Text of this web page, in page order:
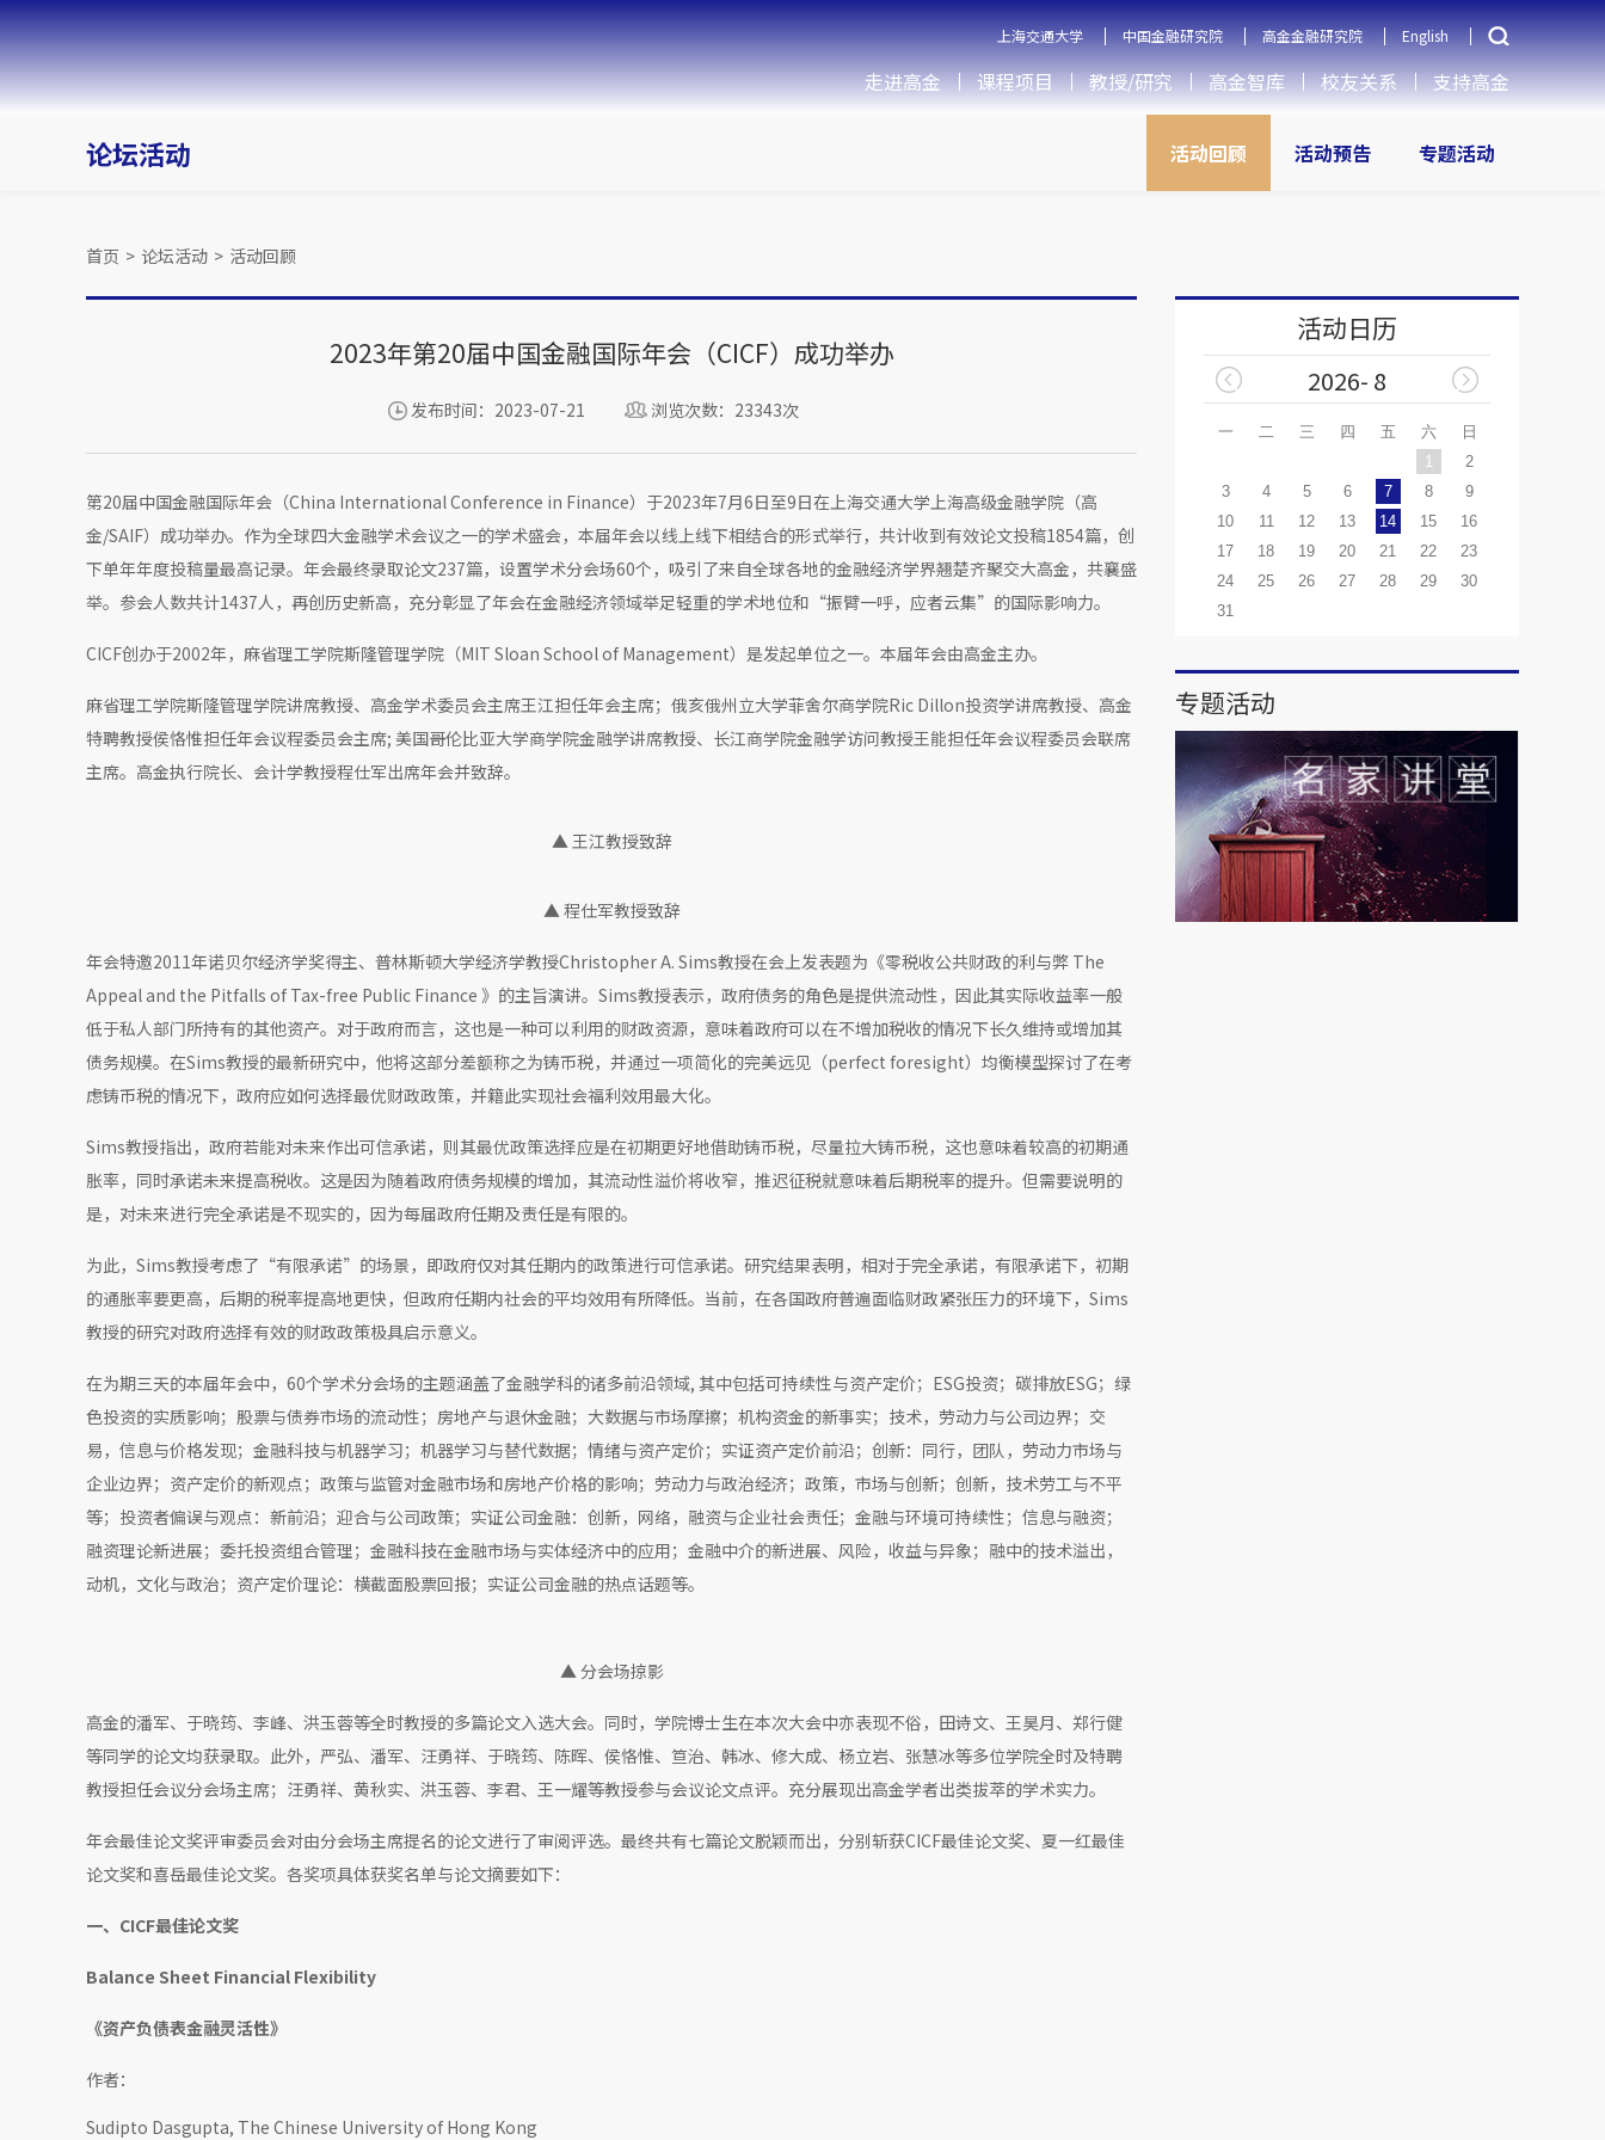
上海交通大学 中国金融研究院 高金金融研究院 English
走进高金 课程项目 教授/研究 高金智库 校友关系 支持高金
论坛活动 活动回顾 活动预告 专题活动
首页 > 论坛活动 > 活动回顾
2023年第20届中国金融国际年会（CICF）成功举办
发布时间：2023-07-21 浏览次数：23343次
第20届中国金融国际年会（China International Conference in Finance）于2023年7月6日至9日在上海交通大学上海高级金融学院（高
金/SAIF）成功举办。作为全球四大金融学术会议之一的学术盛会，本届年会以线上线下相结合的形式举行，共计收到有效论文投稿1854篇，创
下单年年度投稿量最高记录。年会最终录取论文237篇，设置学术分会场60个，吸引了来自全球各地的金融经济学界翘楚齐聚交大高金，共襄盛
举。参会人数共计1437人，再创历史新高，充分彰显了年会在金融经济领域举足轻重的学术地位和“振臂一呼，应者云集”的国际影响力。
CICF创办于2002年，麻省理工学院斯隆管理学院（MIT Sloan School of Management）是发起单位之一。本届年会由高金主办。
麻省理工学院斯隆管理学院讲席教授、高金学术委员会主席王江担任年会主席；俄亥俄州立大学菲舍尔商学院Ric Dillon投资学讲席教授、高金
特聘教授侯恪惟担任年会议程委员会主席; 美国哥伦比亚大学商学院金融学讲席教授、长江商学院金融学访问教授王能担任年会议程委员会联席
主席。高金执行院长、会计学教授程仕军出席年会并致辞。
▲ 王江教授致辞
▲ 程仕军教授致辞
年会特邀2011年诺贝尔经济学奖得主、普林斯顿大学经济学教授Christopher A. Sims教授在会上发表题为《零税收公共财政的利与弊 The
Appeal and the Pitfalls of Tax-free Public Finance 》的主旨演讲。Sims教授表示，政府债务的角色是提供流动性，因此其实际收益率一般
低于私人部门所持有的其他资产。对于政府而言，这也是一种可以利用的财政资源，意味着政府可以在不增加税收的情况下长久维持或增加其
债务规模。在Sims教授的最新研究中，他将这部分差额称之为铸币税，并通过一项简化的完美远见（perfect foresight）均衡模型探讨了在考
虑铸币税的情况下，政府应如何选择最优财政政策，并籍此实现社会福利效用最大化。
Sims教授指出，政府若能对未来作出可信承诺，则其最优政策选择应是在初期更好地借助铸币税，尽量拉大铸币税，这也意味着较高的初期通
胀率，同时承诺未来提高税收。这是因为随着政府债务规模的增加，其流动性溢价将收窄，推迟征税就意味着后期税率的提升。但需要说明的
是，对未来进行完全承诺是不现实的，因为每届政府任期及责任是有限的。
为此，Sims教授考虑了“有限承诺”的场景，即政府仅对其任期内的政策进行可信承诺。研究结果表明，相对于完全承诺，有限承诺下，初期
的通胀率要更高，后期的税率提高地更快，但政府任期内社会的平均效用有所降低。当前，在各国政府普遍面临财政紧张压力的环境下，Sims
教授的研究对政府选择有效的财政政策极具启示意义。
在为期三天的本届年会中，60个学术分会场的主题涵盖了金融学科的诸多前沿领域, 其中包括可持续性与资产定价；ESG投资；碳排放ESG；绿
色投资的实质影响；股票与债券市场的流动性；房地产与退休金融；大数据与市场摩擦；机构资金的新事实；技术，劳动力与公司边界；交
易，信息与价格发现；金融科技与机器学习；机器学习与替代数据；情绪与资产定价；实证资产定价前沿；创新：同行，团队，劳动力市场与
企业边界；资产定价的新观点；政策与监管对金融市场和房地产价格的影响；劳动力与政治经济；政策，市场与创新；创新，技术劳工与不平
等；投资者偏误与观点：新前沿；迎合与公司政策；实证公司金融：创新，网络，融资与企业社会责任；金融与环境可持续性；信息与融资；
融资理论新进展；委托投资组合管理；金融科技在金融市场与实体经济中的应用；金融中介的新进展、风险，收益与异象；融中的技术溢出，
动机，文化与政治；资产定价理论：横截面股票回报；实证公司金融的热点话题等。
▲ 分会场掠影
高金的潘军、于晓筠、李峰、洪玉蓉等全时教授的多篇论文入选大会。同时，学院博士生在本次大会中亦表现不俗，田诗文、王昊月、郑行健
等同学的论文均获录取。此外，严弘、潘军、汪勇祥、于晓筠、陈晖、侯恪惟、笪治、韩冰、修大成、杨立岩、张慧冰等多位学院全时及特聘
教授担任会议分会场主席；汪勇祥、黄秋实、洪玉蓉、李君、王一耀等教授参与会议论文点评。充分展现出高金学者出类拔萃的学术实力。
年会最佳论文奖评审委员会对由分会场主席提名的论文进行了审阅评选。最终共有七篇论文脱颖而出，分别斩获CICF最佳论文奖、夏一红最佳
论文奖和喜岳最佳论文奖。各奖项具体获奖名单与论文摘要如下：
一、CICF最佳论文奖
Balance Sheet Financial Flexibility
《资产负债表金融灵活性》
作者：
Sudipto Dasgupta, The Chinese University of Hong Kong
活动日历
2026- 8
一 二 三 四 五 六
日
1
2
3
4 5 6 7 8
9
10
11 12 13 14 15
16
17
18 19 20 21 22
23
24
25 26 27 28 29
30
31
专题活动